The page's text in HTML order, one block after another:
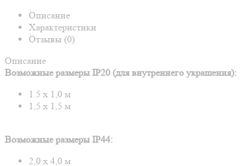
Описание
Характеристики
Отзывы (0)
Описание
Возможные размеры IP20 (для внутреннего украшения):
1.5 х 1,0 м
1,5 х 1,5 м
Возможные размеры IP44:
2,0 х 4,0 м